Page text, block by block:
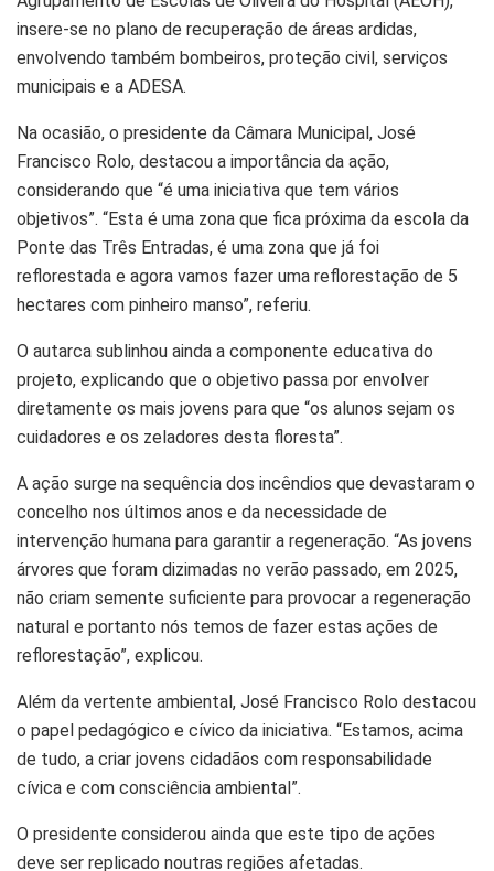
insere-se no plano de recuperação de áreas ardidas,
envolvendo também bombeiros, proteção civil, serviços
municipais e a ADESA.
Na ocasião, o presidente da Câmara Municipal, José
Francisco Rolo, destacou a importância da ação,
considerando que “é uma iniciativa que tem vários
objetivos”. “Esta é uma zona que fica próxima da escola da
Ponte das Três Entradas, é uma zona que já foi
reflorestada e agora vamos fazer uma reflorestação de 5
hectares com pinheiro manso”, referiu.
O autarca sublinhou ainda a componente educativa do
projeto, explicando que o objetivo passa por envolver
diretamente os mais jovens para que “os alunos sejam os
cuidadores e os zeladores desta floresta”.
A ação surge na sequência dos incêndios que devastaram o
concelho nos últimos anos e da necessidade de
intervenção humana para garantir a regeneração. “As jovens
árvores que foram dizimadas no verão passado, em 2025,
não criam semente suficiente para provocar a regeneração
natural e portanto nós temos de fazer estas ações de
reflorestação”, explicou.
Além da vertente ambiental, José Francisco Rolo destacou
o papel pedagógico e cívico da iniciativa. “Estamos, acima
de tudo, a criar jovens cidadãos com responsabilidade
cívica e com consciência ambiental”.
O presidente considerou ainda que este tipo de ações
deve ser replicado noutras regiões afetadas.